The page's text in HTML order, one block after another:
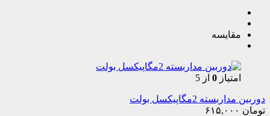
مقایسه
امتیاز 0 از 5
دوربین مداربسته 2مگاپیکسل بولت
تومان